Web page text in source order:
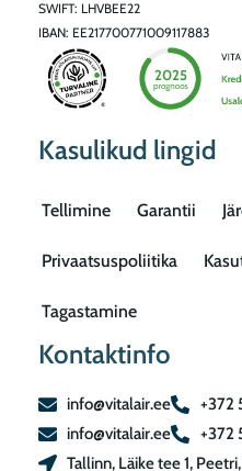
SWIFT: LHVBEE22
IBAN: EE217700771009117883
Kasulikud lingid
Tellimine Garantii
Privaatsuspoliitika
Tagastamine
Kontaktinfo
info@vitalair.ee
+372
info@vitalair.ee
+372
Tallinn, Läike tee 1,